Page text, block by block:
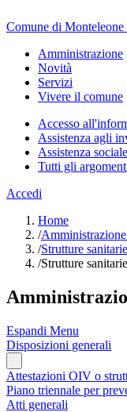
Comune di
Amministrazione
Novità
Servizi
Vivere il comune
Accesso
Assistenza agli
Assistenza sociale
Tutti gli
Accedi
Home
/
/Strutture
/Strutture
Espandi Menu
Disposizioni generali
Attestazioni OIV o
Piano triennale per
Atti generali